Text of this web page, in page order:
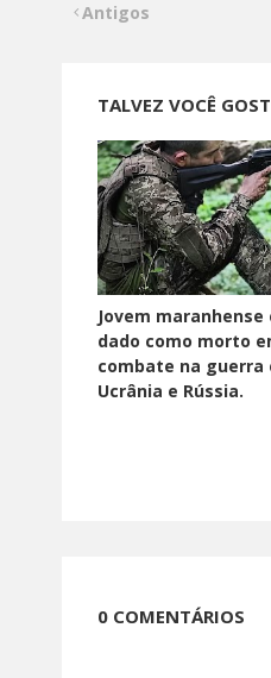
Antigos
TALVEZ VOCÊ
Jovem maranhense
dado como morto
combate na guerra
Ucrânia e Rússia.
0 COMENTÁRIOS